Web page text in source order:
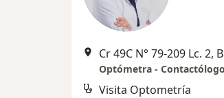
Cr 49C N° 79-209 Lc. 2,
Optómetra - Contactólogo
Visita Optometría